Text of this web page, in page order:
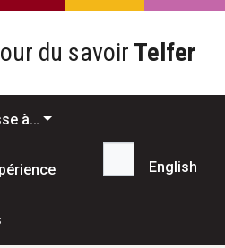
du savoir Telfer
à…
Recherche...
English